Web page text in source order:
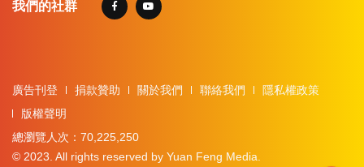
我們的社群
廣告刊登 捐款贊助 關於我們 聯絡我們
隱私權政策
版權聲明
總瀏覽人次：70,225,250
© 2023. All rights reserved by Yuan Feng Media.